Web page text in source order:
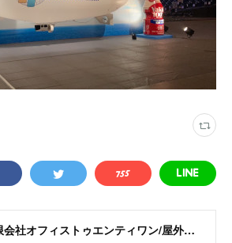
有限会社オフィストゥエンティワン/屋外・屋内飛行船/大型バルーン/アドバルーン/バルーン装飾等イベント装飾